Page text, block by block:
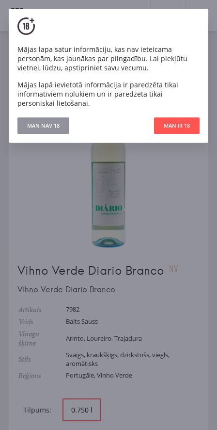
18+
Vīns Balts Sauss
Portugāle
Vihno Verde Diario Branco
Vihno Verde Diario Branco NV
Vihno Verde Diario Branco
Artikuls 7982
Veids Balts Sauss
Vīnogu
šķirne
Arinto, Loureiro, Trajadura
Stils
Svaigs, kraukšķīgs, dzirkstošs, viegls,
aromātisks
Reģions Portugāle, Vinho Verde
Tilpums: 0.750 l
Mājas lapa satur informāciju, kas nav ieteicama
personām, kas jaunākas par pilngadību. Lai piekļūtu
vietnei, lūdzu, apstipriniet savu vecumu.
Mājas lapā ievietotā informācija ir paredzēta tikai
informatīviem nolūkiem un ir paredzēta tikai
personiskai lietošanai.
MAN NAV 18 MAN IR 18